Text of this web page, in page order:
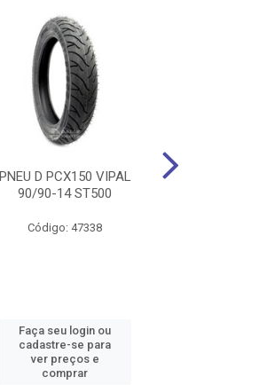
PNEU D PCX150 VIPAL
90/90-14 ST500
Código: 47338
Faça seu login ou
cadastre-se para
ver preços e
comprar